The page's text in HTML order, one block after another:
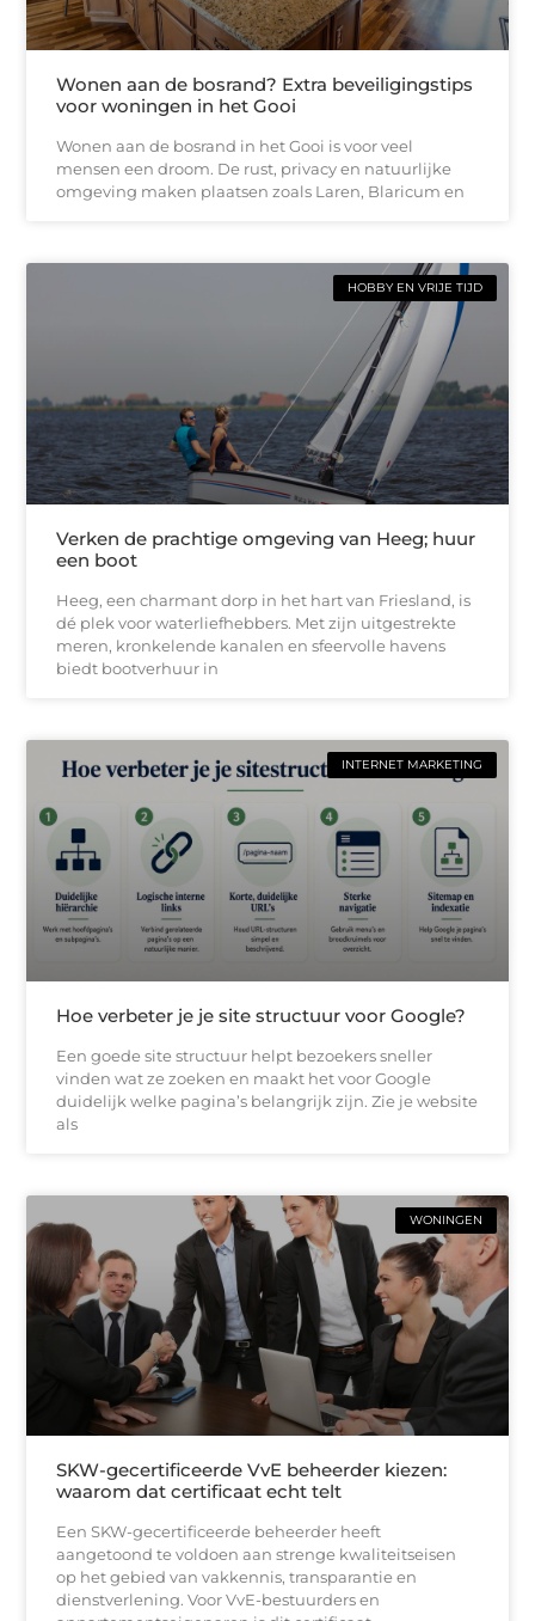
Wonen aan de bosrand? Extra beveiligingstips
voor woningen in het Gooi
Wonen aan de bosrand in het Gooi is voor veel
mensen een droom. De rust, privacy en natuurlijke
omgeving maken plaatsen zoals Laren, Blaricum en
HOBBY EN VRIJE TIJD
Verken de prachtige omgeving van Heeg; huur
een boot
Heeg, een charmant dorp in het hart van Friesland, is
dé plek voor waterliefhebbers. Met zijn uitgestrekte
meren, kronkelende kanalen en sfeervolle havens
biedt bootverhuur in
INTERNET MARKETING
Hoe verbeter je je site structuur voor Google?
Een goede site structuur helpt bezoekers sneller
vinden wat ze zoeken en maakt het voor Google
duidelijk welke pagina’s belangrijk zijn. Zie je website
als
WONINGEN
SKW-gecertificeerde VvE beheerder kiezen:
waarom dat certificaat echt telt
Een SKW-gecertificeerde beheerder heeft
aangetoond te voldoen aan strenge kwaliteitseisen
op het gebied van vakkennis, transparantie en
dienstverlening. Voor VvE-bestuurders en